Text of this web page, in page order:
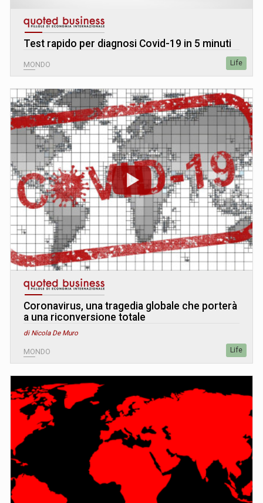
Test rapido per diagnosi Covid-19 in 5 minuti
MONDO Life
Coronavirus, una tragedia globale che porterà
a una riconversione totale
di Nicola De Muro
MONDO Life